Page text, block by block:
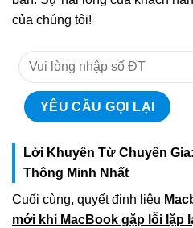
của chúng tôi!
Lời Khuyên Từ Chuyên
Thông Minh Nhất
Cuối cùng, quyết định liệu
mới khi MacBook gặp lỗi lặp